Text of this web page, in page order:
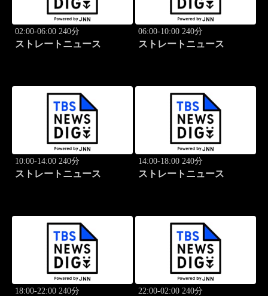
02:00-06:00 240分
ストレートニュース
06:00-10:00 240分
ストレートニュース
10:00-14:00 240分
ストレートニュース
14:00-18:00 240分
ストレートニュース
18:00-22:00 240分 22:00-02:00 240分